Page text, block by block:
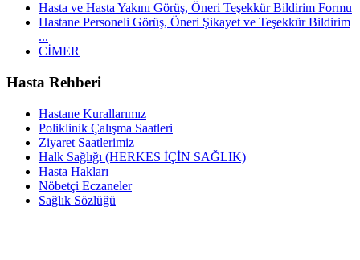
Hasta ve Hasta Yakını Görüş, Öneri Teşekkür Bildirim Formu
Hastane Personeli Görüş, Öneri Şikayet ve Teşekkür Bildirim
...
CİMER
Hasta Rehberi
Hastane Kurallarımız
Poliklinik Çalışma Saatleri
Ziyaret Saatlerimiz
Halk Sağlığı (HERKES İÇİN SAĞLIK)
Hasta Hakları
Nöbetçi Eczaneler
Sağlık Sözlüğü